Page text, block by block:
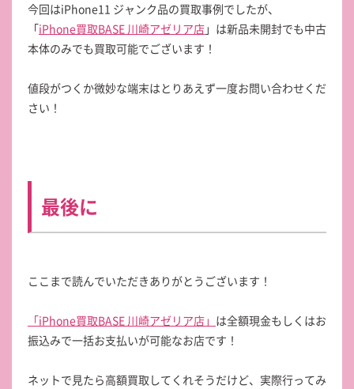
今回はiPhone11 ジャンク品の買取事例でしたが、
「iPhone買取BASE 川崎アゼリア店」は新品未開封でも中古
本体のみでも買取可能でございます！
値段がつくか微妙な端末はとりあえず一度お問い合わせくだ
さい！
最後に
ここまで読んでいただきありがとうございます！
「iPhone買取BASE 川崎アゼリア店」 は全額現金もしくはお
振込みで一括お支払いが可能なお店です！
ネットで見たら高額買取してくれそうだけど、実際行ってみ